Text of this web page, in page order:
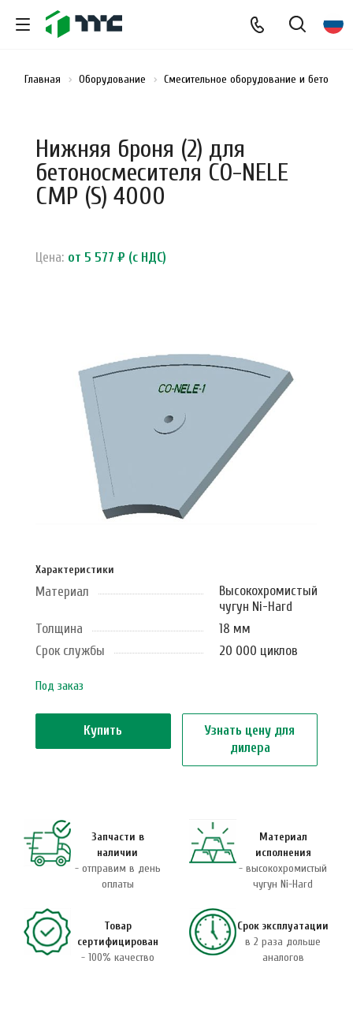
Главная Оборудование Смесительное оборудование и
Нижняя броня (2) для
бетоносмесителя CO-NELE
CMP (S) 4000
Цена: от 5 577 ₽ (с НДС)
Характеристики
Материал
Высокохромистый
чугун Ni-Hard
Толщина
18 мм
Срок службы
20 000 циклов
Под заказ
Купить
Узнать цену для
дилера
Запчасти в
наличии
- отправим в день
оплаты
Материал
исполнения
- высокохромистый
чугун Ni-Hard
Товар
сертифицирован
- 100% качество
Срок эксплуатации
в 2 раза дольше
аналогов